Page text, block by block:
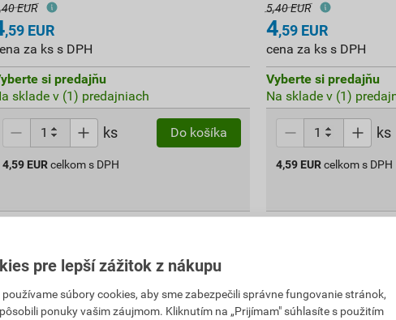
EUR
,59 EUR
za ks s DPH
si predajňu
sklade v (1) predajniach
ks Do košíka
4,59 EUR celkom s DPH
5,40 EUR
4,59 EUR
cena za ks s DPH
Vyberte si predajňu
Na sklade v (1)
ks
4,59 EURcelkom s DPH
pre lepší zážitok z nákupu
súbory cookies, aby sme zabezpečili správne fungovanie stránok,
ponuky vašim záujmom. Kliknutím na „Prijímam" súhlasíte s použitím